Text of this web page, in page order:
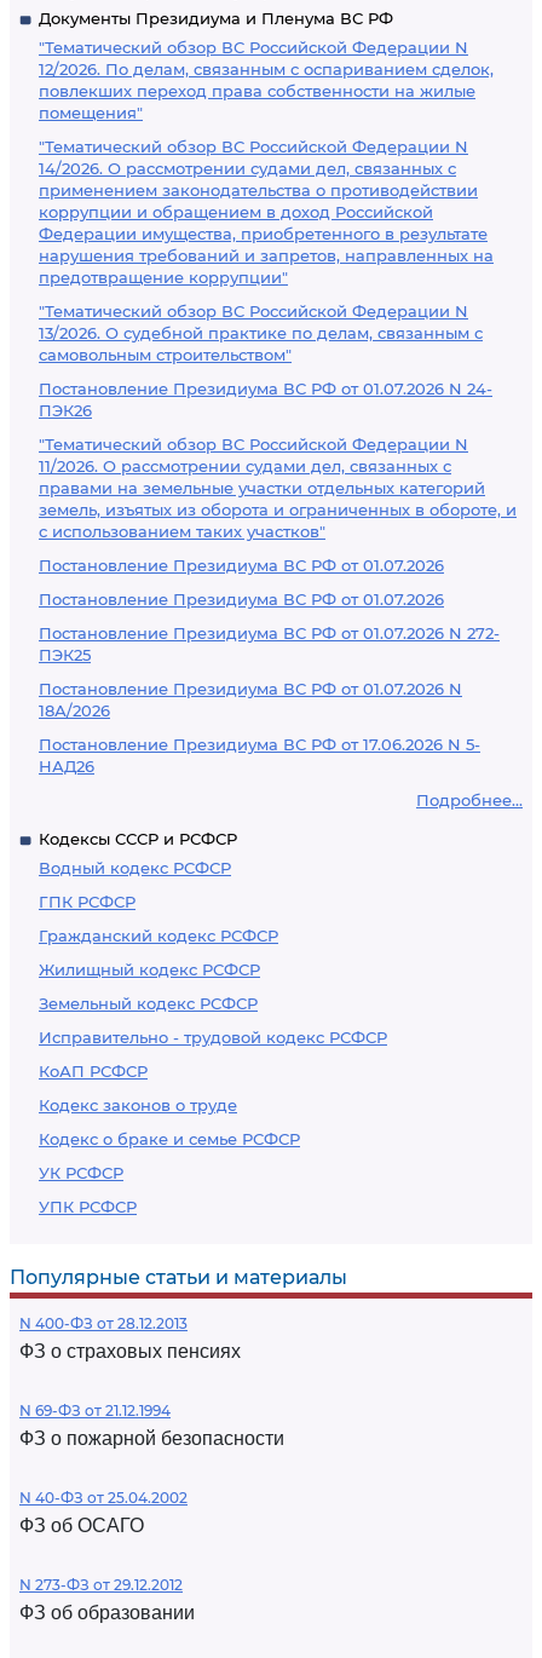
Документы Президиума и Пленума ВС РФ
"Тематический обзор ВС Российской Федерации N
12/2026. По делам, связанным с оспариванием сделок,
повлекших переход права собственности на жилые
помещения"
"Тематический обзор ВС Российской Федерации N
14/2026. О рассмотрении судами дел, связанных с
применением законодательства о противодействии
коррупции и обращением в доход Российской
Федерации имущества, приобретенного в результате
нарушения требований и запретов, направленных на
предотвращение коррупции"
"Тематический обзор ВС Российской Федерации N
13/2026. О судебной практике по делам, связанным с
самовольным строительством"
Постановление Президиума ВС РФ от 01.07.2026 N 24-
ПЭК26
"Тематический обзор ВС Российской Федерации N
11/2026. О рассмотрении судами дел, связанных с
правами на земельные участки отдельных категорий
земель, изъятых из оборота и ограниченных в обороте, и
с использованием таких участков"
Постановление Президиума ВС РФ от 01.07.2026
Постановление Президиума ВС РФ от 01.07.2026
Постановление Президиума ВС РФ от 01.07.2026 N 272-
ПЭК25
Постановление Президиума ВС РФ от 01.07.2026 N
18А/2026
Постановление Президиума ВС РФ от 17.06.2026 N 5-
НАД26
Подробнее...
Кодексы СССР и РСФСР
Водный кодекс РСФСР
ГПК РСФСР
Гражданский кодекс РСФСР
Жилищный кодекс РСФСР
Земельный кодекс РСФСР
Исправительно - трудовой кодекс РСФСР
КоАП РСФСР
Кодекс законов о труде
Кодекс о браке и семье РСФСР
УК РСФСР
УПК РСФСР
Популярные статьи и материалы
N 400-ФЗ от 28.12.2013
ФЗ о страховых пенсиях
N 69-ФЗ от 21.12.1994
ФЗ о пожарной безопасности
N 40-ФЗ от 25.04.2002
ФЗ об ОСАГО
N 273-ФЗ от 29.12.2012
ФЗ об образовании